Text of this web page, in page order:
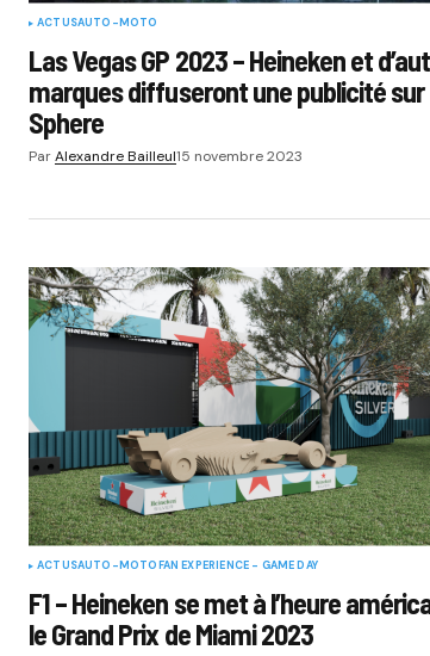
ACTUSAUTO-MOTO
Las Vegas GP 2023 – Heineken et
marques diffuseront une publicité sur
Sphere
ParAlexandre Bailleul15 novembre 2023
ACTUSAUTO-MOTOFAN EXPERIENCE - GAME DAY
F1 – Heineken se met à l’heure
le Grand Prix de Miami 2023